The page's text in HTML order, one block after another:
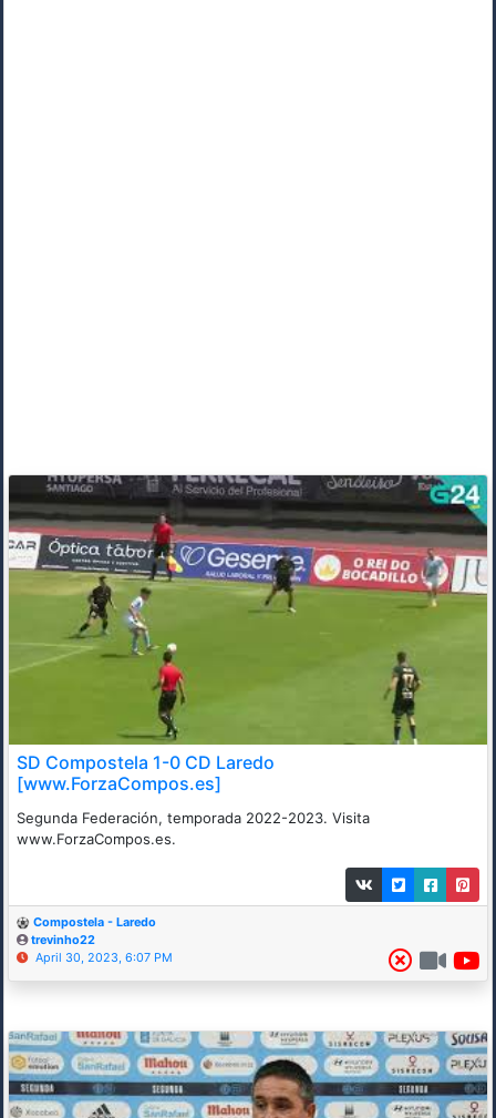
SD Compostela 1-0 CD Laredo
[www.ForzaCompos.es]
Segunda Federación, temporada 2022-2023. Visita
www.ForzaCompos.es.
Compostela - Laredo
trevinho22
April 30, 2023, 6:07 PM